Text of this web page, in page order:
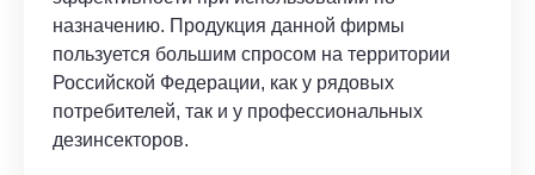
назначению. Продукция данной фирмы
пользуется большим спросом на территории
Российской Федерации, как у рядовых
потребителей, так и у профессиональных
дезинсекторов.